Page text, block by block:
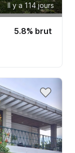
Il y a 114 jours
5.8% brut